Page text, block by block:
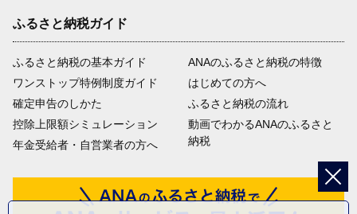
ふるさと納税ガイド
ふるさと納税の基本ガイド
ワンストップ特例制度ガイド
確定申告のしかた
控除上限額シミュレーション
年金受給者・自営業者の方へ
ANAのふるさと納税の特徴
はじめての方へ
ふるさと納税の流れ
動画でわかるANAのふるさと
納税